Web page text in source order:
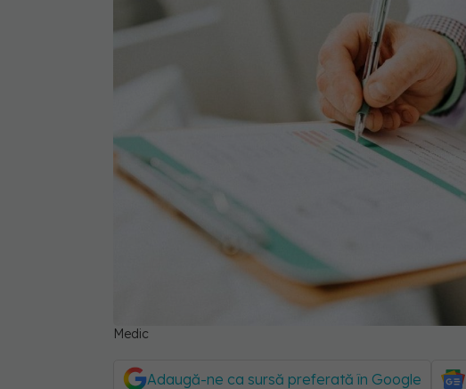
Medic
Adaugă-ne ca sursă preferată în Google